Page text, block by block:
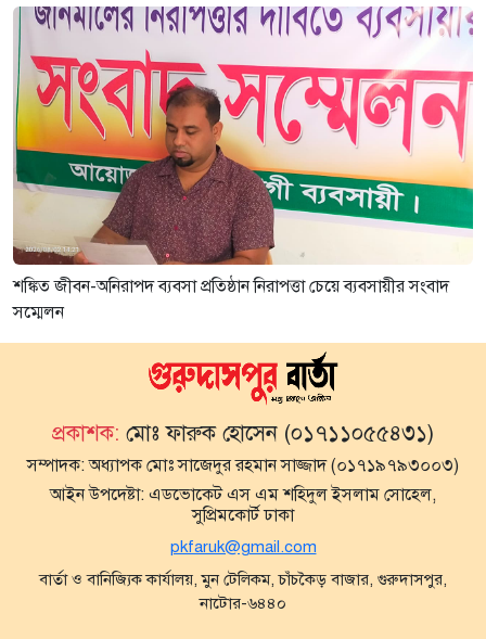
শঙ্কিত জীবন-অনিরাপদ ব্যবসা প্রতিষ্ঠান নিরাপত্তা চেয়ে ব্যবসায়ীর সংবাদ
সম্মেলন
প্রকাশক: মোঃ ফারুক হোসেন (০১৭১১০৫৫৪৩১)
সম্পাদক:অধ্যাপক মোঃ সাজেদুর রহমান সাজ্জাদ (০১৭১৯৭৯৩০০৩)
আইন উপদেষ্টা: এডভোকেট এস এম শহিদুল ইসলাম সোহেল,
সুপ্রিমকোর্ট ঢাকা
pkfaruk@gmail.com
বার্তা ও বানিজ্যিক কার্যালয়, মুন টেলিকম, চাঁচকৈড় বাজার, গুরুদাসপুর,
নাটোর-৬৪৪০